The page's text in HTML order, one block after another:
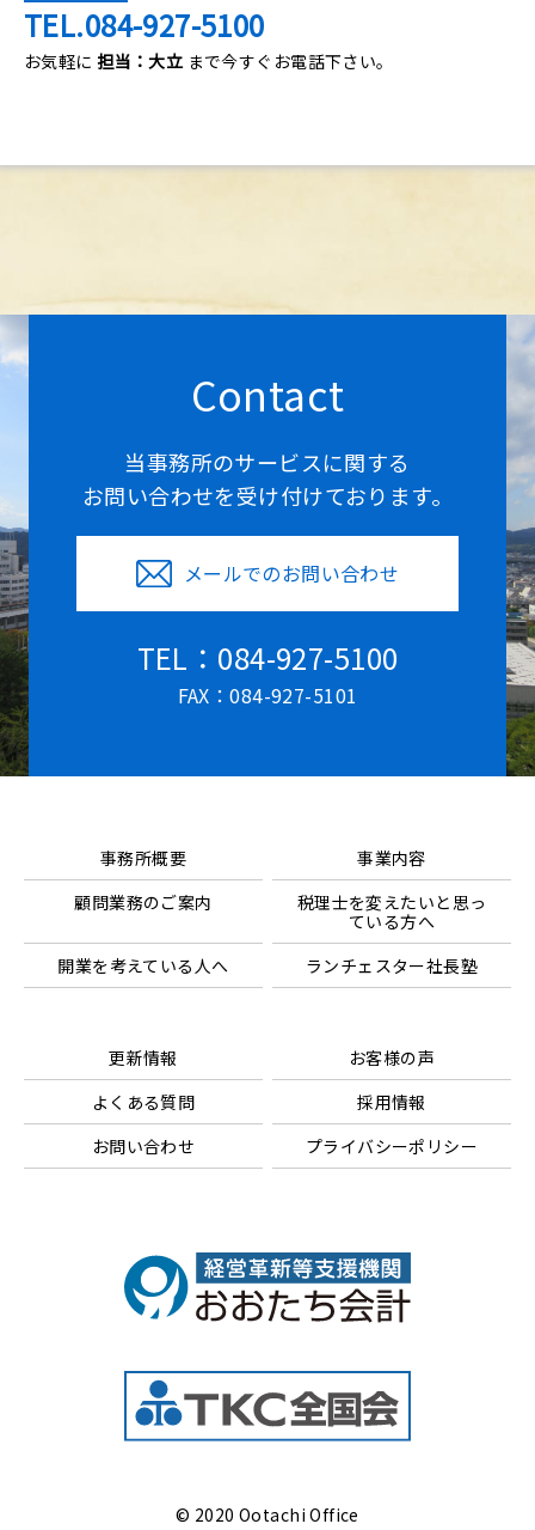
TEL.084-927-5100
お気軽に担当：大立 まで今すぐお電話下さい。
Contact
当事務所のサービスに関する
お問い合わせを受け付けております。
メールでのお問い合わせ
TEL：084-927-5100
FAX：084-927-5101
事務所概要
事業内容
顧問業務のご案内
税理士を変えたいと思っ
ている方へ
開業を考えている人へ
ランチェスター社長塾
更新情報
お客様の声
よくある質問
採用情報
お問い合わせ
プライバシーポリシー
© 2020 Ootachi Office